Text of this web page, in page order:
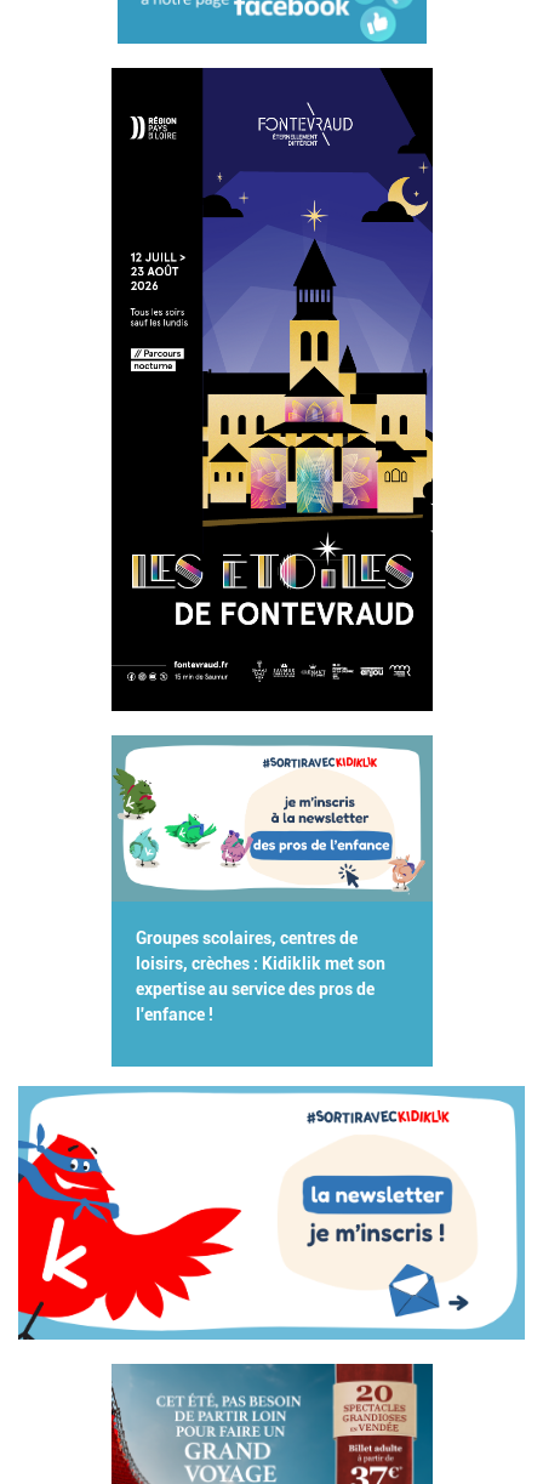
Groupes scolaires, centres de
loisirs, crèches : Kidiklik met son
expertise au service des pros de
l'enfance !